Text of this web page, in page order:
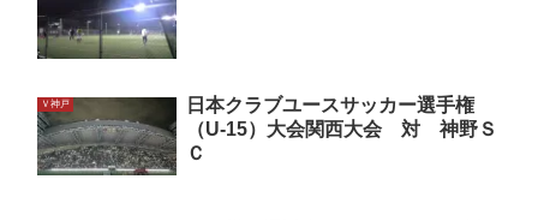
Ｖ神戸
日本クラブユースサッカー選手権
（U-15）大会関西大会 対 神野Ｓ
Ｃ